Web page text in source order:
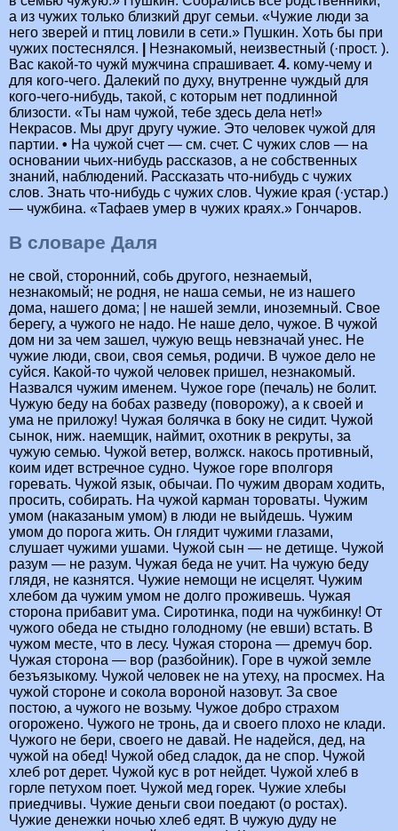
а из чужих только близкий друг семьи. «Чужие люди за
него зверей и птиц ловили в сети.» Пушкин. Хоть бы при
чужих постеснялся.
Незнакомый, неизвестный (·прост. ).
Вас какой-то чужй мужчина спрашивает. 4. кому-чему и
для кого-чего. Далекий по духу, внутренне чуждый для
кого-чего-нибудь, такой, с которым нет подлинной
близости. «Ты нам чужой, тебе здесь дела нет!»
Некрасов. Мы друг другу чужие. Это человек чужой для
партии. • На чужой счет — см. счет. С чужих слов — на
основании чьих-нибудь рассказов, а не собственных
знаний, наблюдений. Рассказать что-нибудь с чужих
слов. Знать что-нибудь с чужих слов. Чужие края (·устар.)
— чужбина. «Тафаев умер в чужих краях.» Гончаров.
В словаре Даля
не свой, сторонний, собь другого, незнаемый,
незнакомый; не родня, не наша семьи, не из нашего
дома, нашего дома; | не нашей земли, иноземный. Свое
берегу, а чужого не надо. Не наше дело, чужое. В чужой
дом ни за чем зашел, чужую вещь невзначай унес. Не
чужие люди, свои, своя семья, родичи. В чужое дело не
суйся. Какой-то чужой человек пришел, незнакомый.
Назвался чужим именем. Чужое горе (печаль) не болит.
Чужую беду на бобах разведу (поворожу), а к своей и
ума не приложу! Чужая болячка в боку не сидит. Чужой
сынок, ниж. наемщик, наймит, охотник в рекруты, за
чужую семью. Чужой ветер, волжск. накось противный,
коим идет встречное судно. Чужое горе вполгоря
горевать. Чужой язык, обычаи. По чужим дворам ходить,
просить, собирать. На чужой карман тороваты. Чужим
умом (наказаным умом) в люди не выйдешь. Чужим
умом до порога жить. Он глядит чужими глазами,
слушает чужими ушами. Чужой сын — не детище. Чужой
разум — не разум. Чужая беда не учит. На чужую беду
глядя, не казнятся. Чужие немощи не исцелят. Чужим
хлебом да чужим умом не долго проживешь. Чужая
сторона прибавит ума. Сиротинка, поди на чужбинку! От
чужого обеда не стыдно голодному (не евши) встать. В
чужом месте, что в лесу. Чужая сторона — дремуч бор.
Чужая сторона — вор (разбойник). Горе в чужой земле
безъязыкому. Чужой человек не на утеху, на просмех. На
чужой стороне и сокола вороной назовут. За свое
постою, а чужого не возьму. Чужое добро страхом
огорожено. Чужого не тронь, да и своего плохо не клади.
Чужого не бери, своего не давай. Не надейся, дед, на
чужой на обед! Чужой обед сладок, да не спор. Чужой
хлеб рот дерет. Чужой кус в рот нейдет. Чужой хлеб в
горле петухом поет. Чужой мед горек. Чужие хлебы
приедчивы. Чужие деньги свои поедают (о ростах).
Чужие денежки ночью хлеб едят. В чужую дуду не